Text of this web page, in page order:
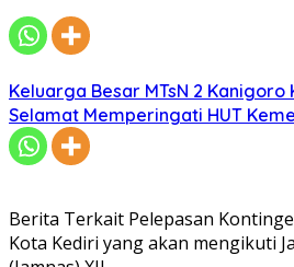
Keluarga Besar MTsN 2 Kanigoro
Selamat Memperingati HUT
Berita Terkait Pelepasan
Kota Kediri yang akan mengikuti